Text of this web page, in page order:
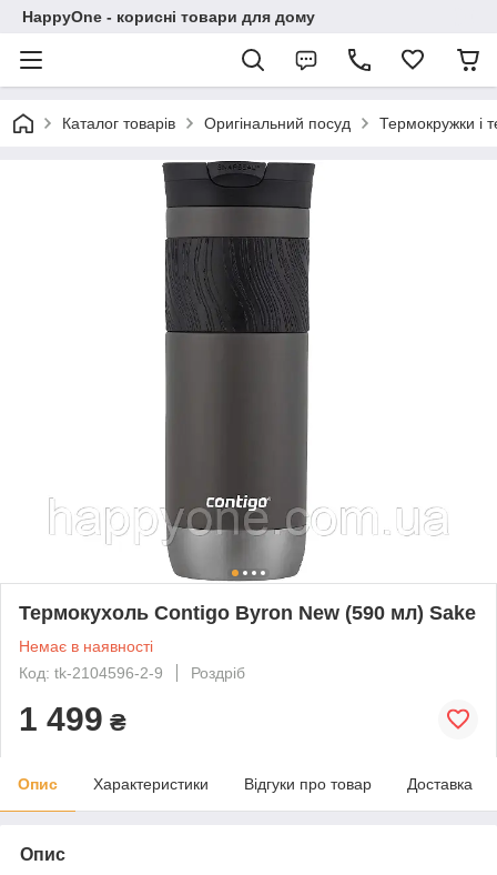
HappyOne - корисні товари для дому
Каталог товарів Оригінальний посуд Термокружки і
Термокухоль Contigo Byron New (590 мл) Sake
Немає в наявності
Код: tk-2104596-2-9
Роздріб
1 499 ₴
Опис Характеристики Відгуки про товар Доставка
Опис